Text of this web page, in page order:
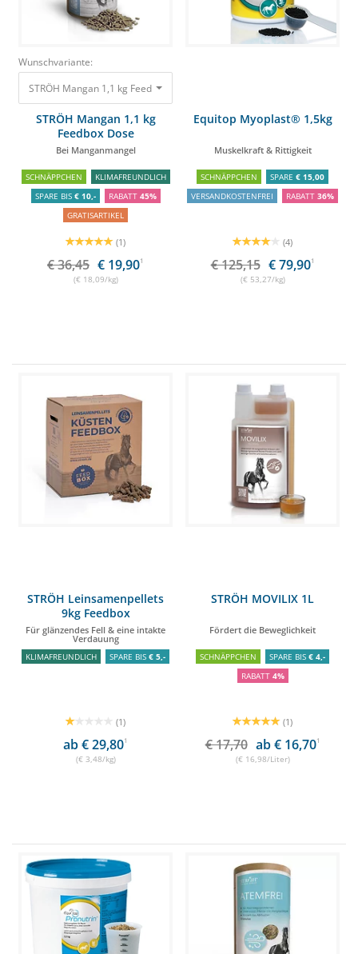
Wunschvariante:
STRÖH Mangan 1,1 kg Feedbox Dose Bei Manganmangel
STRÖH Mangan 1,1 kg
Feedbox Dose
Bei Manganmangel
SCHNÄPPCHEN
KLIMAFREUNDLICH
SPARE BIS € 10,- RABATT 45%
GRATISARTIKEL
(1)
€ 36,45 € 19,901
(€ 18,09/kg)
Equitop Myoplast® 1,5kg
Muskelkraft & Rittigkeit
SCHNÄPPCHEN SPARE € 15,00
VERSANDKOSTENFREI
RABATT 36%
(4)
€ 125,15 € 79,901
(€ 53,27/kg)
STRÖH Leinsamenpellets
9kg Feedbox
Für glänzendes Fell & eine intakte
Verdauung
KLIMAFREUNDLICH SPARE BIS € 5,-
(1)
ab € 29,801
(€ 3,48/kg)
STRÖH MOVILIX 1L
Fördert die Beweglichkeit
SCHNÄPPCHEN SPARE BIS € 4,-
RABATT 4%
(1)
€ 17,70 ab € 16,701
(€ 16,98/Liter)